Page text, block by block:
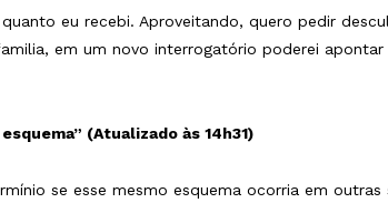
eu recebi. Aproveitando, quero pedir
em um novo interrogatório poderei
(Atualizado às 14h31)
se esse mesmo esquema ocorria em outras